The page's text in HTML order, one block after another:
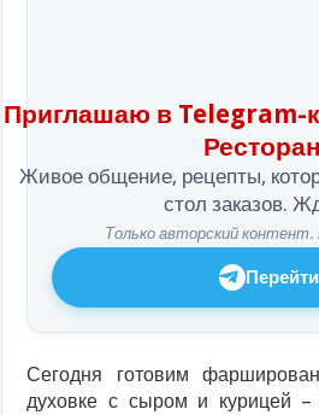
Приглашаю в Telegram-
Живое общение, рецепты,
стол заказов.
Только авторский контент.
Перейти
Сегодня готовим
духовке с сыром и курицей –